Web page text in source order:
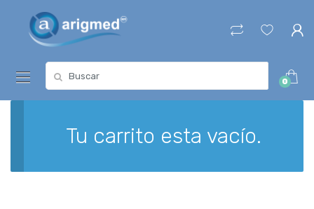
navigation
content
for:
0
Tu carrito esta vacío.